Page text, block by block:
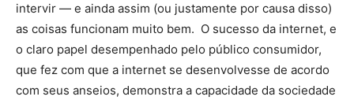
intervir — e ainda assim (ou justamente por causa disso)
as coisas funcionam muito bem. O sucesso da internet, e
o claro papel desempenhado pelo público consumidor,
que fez com que a internet se desenvolvesse de acordo
com seus anseios, demonstra a capacidade da sociedade